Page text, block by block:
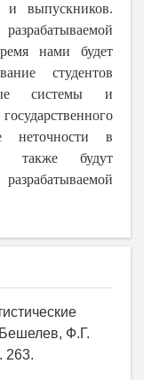
и выпускников.
нами будет
студентов
системы и
неточности в
также будут
Ф.Г.
263.